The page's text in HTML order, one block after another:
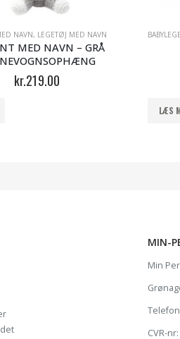
NAVN, LEGETØJ MED NAVN
MED NAVN – GRÅ
kr.219.00
LÆS
MIN-
Min
CVR-